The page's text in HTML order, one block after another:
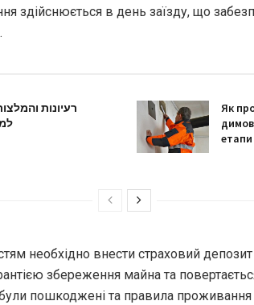
здійснюється в день заїзду, що
רעיונות
Як
етапи
необхідно внести страховий депозит
збереження майна та
пошкоджені та правила